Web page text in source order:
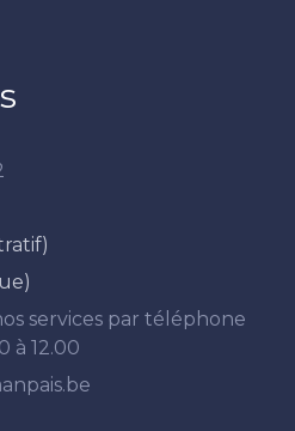
services par téléphone
à 12.00